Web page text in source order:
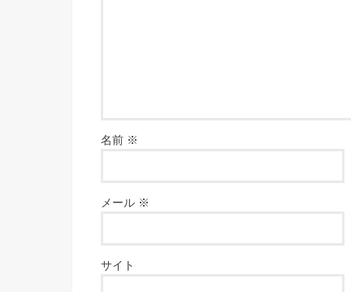
名前 ※
メール ※
サイト